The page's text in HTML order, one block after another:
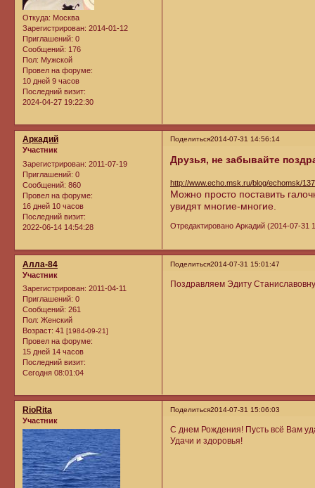
Откуда: Москва
Зарегистрирован: 2014-01-12
Приглашений: 0
Сообщений: 176
Пол: Мужской
Провел на форуме:
10 дней 9 часов
Последний визит:
2024-04-27 19:22:30
Поделиться2014-07-31 14:56:14
Аркадий
Участник
Зарегистрирован: 2011-07-19
Приглашений: 0
Сообщений: 860
Провел на форуме:
16 дней 10 часов
Последний визит:
2022-06-14 14:54:28
Друзья, не забывайте
http://www.echo.msk.ru/blog/echomsk/
Можно просто поставить
увидят многие-многие.
Отредактировано Аркадий (2014-07-31
Поделиться2014-07-31 15:01:47
Алла-84
Участник
Зарегистрирован: 2011-04-11
Приглашений: 0
Сообщений: 261
Пол: Женский
Возраст: 41 [1984-09-21]
Провел на форуме:
15 дней 14 часов
Последний визит:
Сегодня 08:01:04
Поздравляем Эдиту
Поделиться2014-07-31 15:06:03
RioRita
Участник
С днем Рождения! Пусть всё Вам
Удачи и здоровья!